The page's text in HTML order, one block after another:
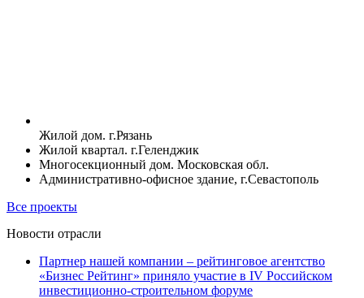
Жилой дом. г.Рязань
Жилой квартал. г.Геленджик
Многосекционный дом. Московская обл.
Административно-офисное здание, г.Севастополь
Все проекты
Новости отрасли
Партнер нашей компании – рейтинговое агентство
«Бизнес Рейтинг» приняло участие в IV Российском
инвестиционно-строительном форуме